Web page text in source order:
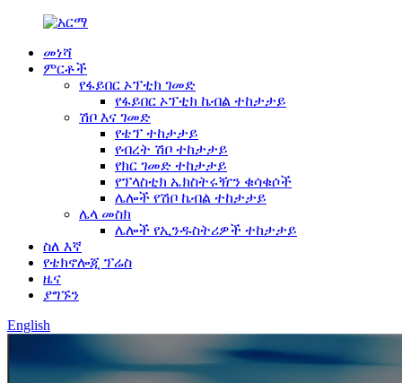
መነሻ
ምርቶች
የፋይበር ኦፕቲክ ገመድ
የፋይበር ኦፕቲክ ኬብል ተከታታይ
ሽቦ እና ገመድ
የቴፕ ተከታታይ
የብረት ሽቦ ተከታታይ
የክር ገመድ ተከታታይ
የፕላስቲክ ኤክስትሩዥን ቁሳቁሶች
ሌሎች የሽቦ ኬብል ተከታታይ
ሌላ መስክ
ሌሎች የኢንዱስትሪዎች ተከታታይ
ስለ እኛ
የቴክኖሎጂ ፕሬስ
ዜና
ያግኙን
English